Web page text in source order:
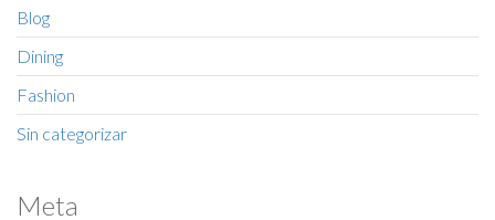
Blog
Dining
Fashion
Sin categorizar
Meta